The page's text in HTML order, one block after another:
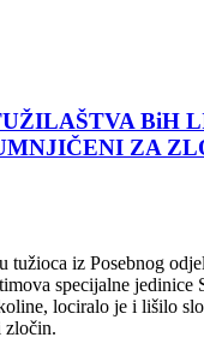
BiH
ZA
tužioca iz Posebnog
specijalne jedinice
lociralo je i lišilo
zločin.